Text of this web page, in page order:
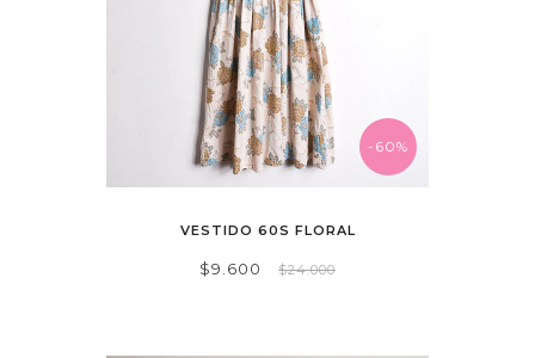
-60%
VESTIDO 60S FLORAL
$9.600 $24.000